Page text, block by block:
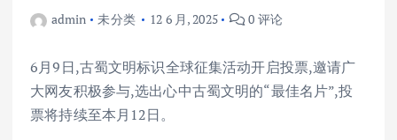
admin 未分类 12 6 月, 2025 0 评论
6月9日,古蜀文明标识全球征集活动开启投票,邀请广
大网友积极参与,选出心中古蜀文明的“最佳名片”,投
票将持续至本月12日。